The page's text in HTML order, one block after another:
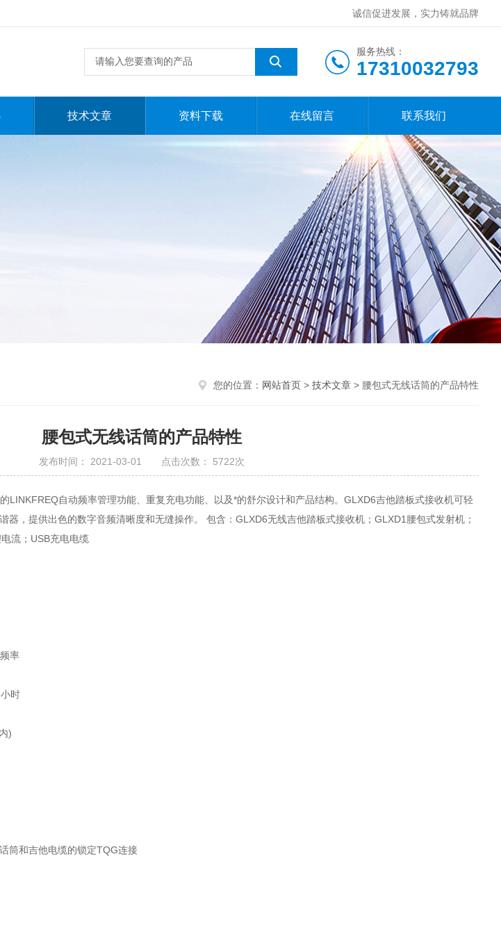
诚信促进发展，实力铸就品牌
服务热线：
17310032793
技术文章 资料下载 在线留言 联系我们
您的位置： 网站首页 > 技术文章 > 腰包式无线话筒的产品特性
腰包式无线话筒的产品特性
发布时间： 2021-03-01 点击次数： 5722次
自动频率管理功能、重复充电功能、以及*的舒尔设计和产品结构。GLXD6吉他踏板式接收机可轻
器，提供出色的数字音频清晰度和无缝操作。 包含：GLXD6无线吉他踏板式接收机；GLXD1腰包式发射机；
流；USB充电电缆
率
时
)
和吉他电缆的锁定TQG连接